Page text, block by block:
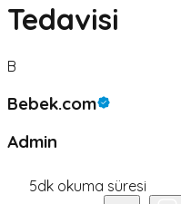
Tedavisi
B
Bebek.com
Admin
5dk okuma süresi